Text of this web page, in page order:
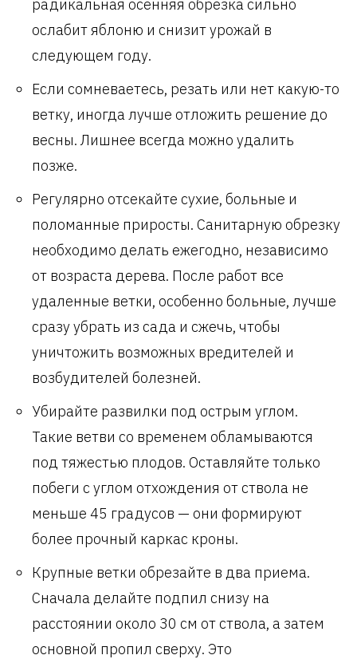
радикальная осенняя обрезка сильно
ослабит яблоню и снизит урожай в
следующем году.
Если сомневаетесь, резать или нет какую-то
ветку, иногда лучше отложить решение до
весны. Лишнее всегда можно удалить
позже.
Регулярно отсекайте сухие, больные и
поломанные приросты. Санитарную обрезку
необходимо делать ежегодно, независимо
от возраста дерева. После работ все
удаленные ветки, особенно больные, лучше
сразу убрать из сада и сжечь, чтобы
уничтожить возможных вредителей и
возбудителей болезней.
Убирайте развилки под острым углом.
Такие ветви со временем обламываются
под тяжестью плодов. Оставляйте только
побеги с углом отхождения от ствола не
меньше 45 градусов — они формируют
более прочный каркас кроны.
Крупные ветки обрезайте в два приема.
Сначала делайте подпил снизу на
расстоянии около 30 см от ствола, а затем
основной пропил сверху. Это